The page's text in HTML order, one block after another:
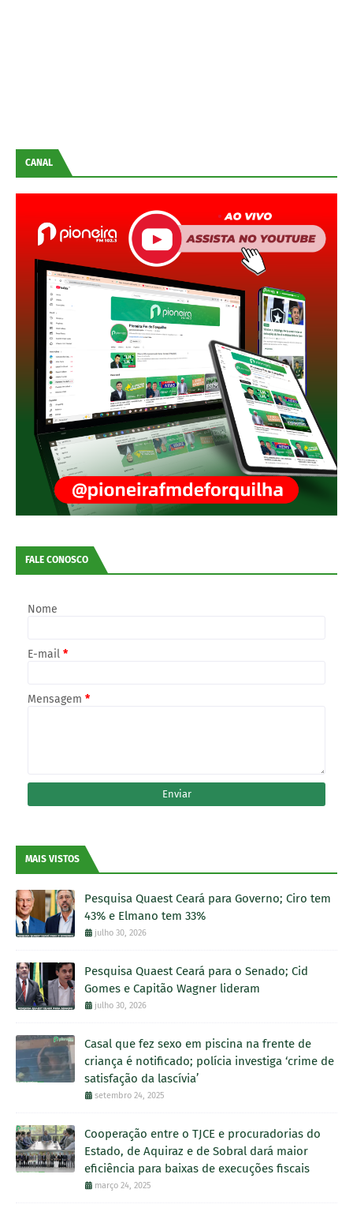
CANAL
FALE CONOSCO
Nome
E-mail *
Mensagem *
MAIS VISTOS
Pesquisa Quaest Ceará para Governo; Ciro tem
43% e Elmano tem 33%
julho 30, 2026
Pesquisa Quaest Ceará para o Senado; Cid
Gomes e Capitão Wagner lideram
julho 30, 2026
Casal que fez sexo em piscina na frente de
criança é notificado; polícia investiga ‘crime de
satisfação da lascívia’
setembro 24, 2025
Cooperação entre o TJCE e procuradorias do
Estado, de Aquiraz e de Sobral dará maior
eficiência para baixas de execuções fiscais
março 24, 2025